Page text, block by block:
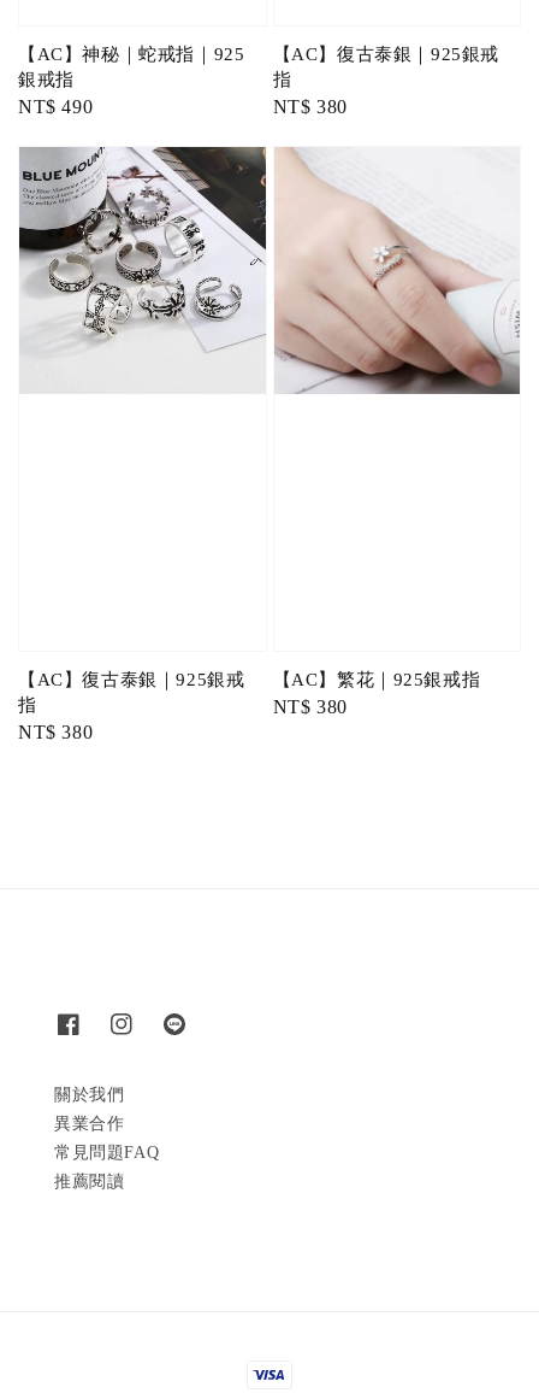
【AC】神秘｜蛇戒指｜925
銀戒指
Regular
NT$ 490
【AC】復古泰銀｜925銀戒
指
Regular
NT$ 380
【AC】復古泰銀｜925銀戒
指
Regular
NT$ 380
【AC】繁花｜925銀戒指
Regular
NT$ 380
關於我們
異業合作
常見問題FAQ
推薦閱讀